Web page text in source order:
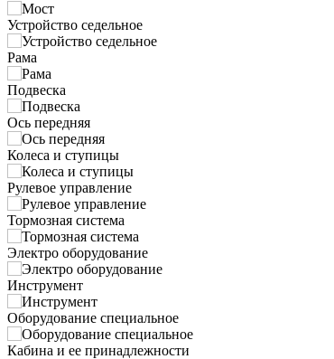
Устройство седельное
Рама
Подвеска
Ось передняя
Колеса и ступицы
Рулевое управление
Тормозная система
Электро оборудование
Инструмент
Оборудование специальное
Кабина и ее принадлежности